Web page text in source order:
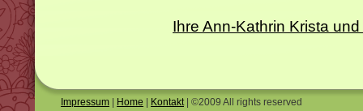
Ihre Ann-Kathrin Krista
Impressum Home Kontakt| ©2009 All rights reserved